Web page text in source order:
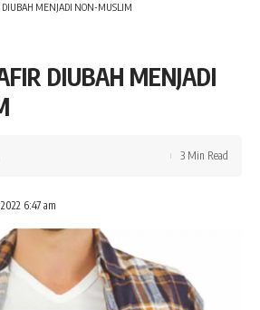
DIUBAH MENJADI NON-MUSLIM
DIUBAH MENJADI
6:47 am
3 Min Read